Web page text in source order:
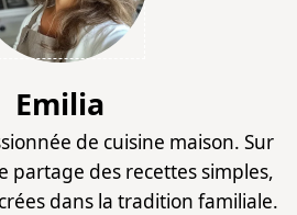
Emilia
de cuisine maison. Sur
partage des recettes simples,
dans la tradition familiale.